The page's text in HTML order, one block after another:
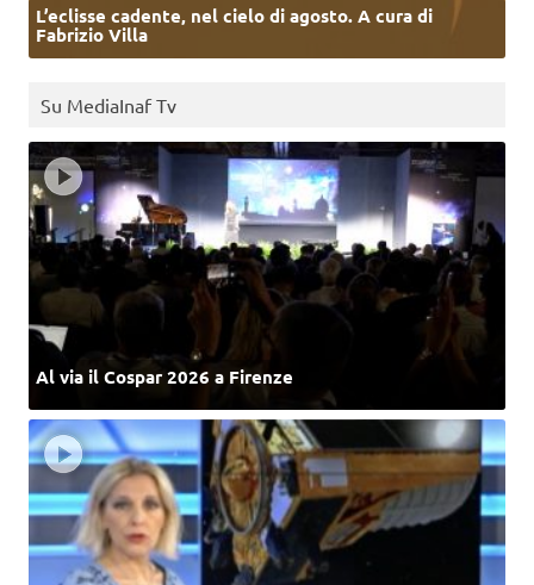
L’eclisse cadente, nel cielo di agosto. A cura di
Fabrizio Villa
Su MediaInaf Tv
Al via il Cospar 2026 a Firenze